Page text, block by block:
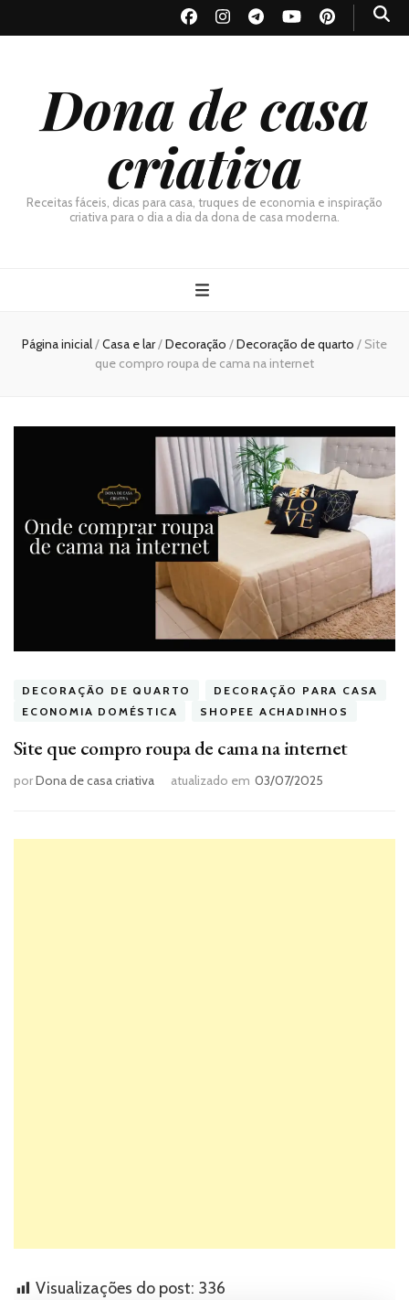
Dona de casa
criativa
Receitas fáceis, dicas para casa, truques de economia e inspiração
criativa para o dia a dia da dona de casa moderna.
Página inicial/Casa e lar/Decoração /Decoração de quarto / Site
que compro roupa de cama na internet
DECORAÇÃO DE QUARTO
DECORAÇÃO PARA CASA
ECONOMIA DOMÉSTICA
SHOPEE ACHADINHOS
Site que compro roupa de cama na internet
porDona de casa criativa atualizado em 03/07/2025
Visualizações do post: 336